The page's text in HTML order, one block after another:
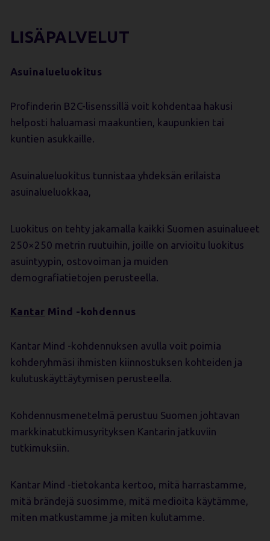
LISÄPALVELUT
Asuinalueluokitus
Profinderin B2C-lisenssillä voit kohdentaa hakusi
helposti haluamasi maakuntien, kaupunkien tai
kuntien asukkaille.
Asuinalueluokitus tunnistaa yhdeksän erilaista
asuinalueluokkaa,
Luokitus on tehty jakamalla kaikki Suomen asuinalueet
250×250 metrin ruutuihin, joille on arvioitu luokitus
asuintyypin, ostovoiman ja muiden
demografiatietojen perusteella.
Kantar Mind -kohdennus
Kantar Mind -kohdennuksen avulla voit poimia
kohderyhmäsi ihmisten kiinnostuksen kohteiden ja
kulutuskäyttäytymisen perusteella.
Kohdennusmenetelmä perustuu Suomen johtavan
markkinatutkimusyrityksen Kantarin jatkuviin
tutkimuksiin.
Kantar Mind -tietokanta kertoo, mitä harrastamme,
mitä brändejä suosimme, mitä medioita käytämme,
miten matkustamme ja miten kulutamme.